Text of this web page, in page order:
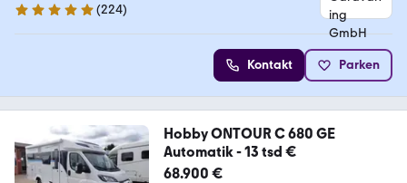
4.9 Sterne
(224)
Kontakt Parken
Hobby ONTOUR C 680 GE
Automatik - 13 tsd €
68.900 €